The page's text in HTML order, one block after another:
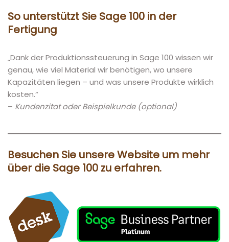
So unterstützt Sie Sage 100 in der
Fertigung
„Dank der Produktionssteuerung in Sage 100 wissen wir
genau, wie viel Material wir benötigen, wo unsere
Kapazitäten liegen – und was unsere Produkte wirklich
kosten.“
– Kundenzitat oder Beispielkunde (optional)
Besuchen Sie unsere Website um mehr
über die Sage 100 zu erfahren.